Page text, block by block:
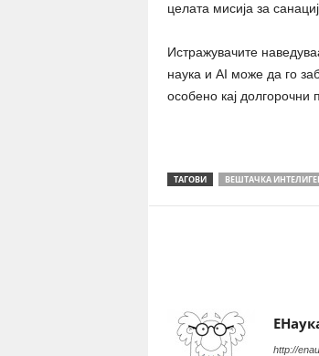
целата мисија за
Истражувачите
наука и AI може да го
особено кај долгорочни
ТАГОВИ ВЕШТАЧКА
http://